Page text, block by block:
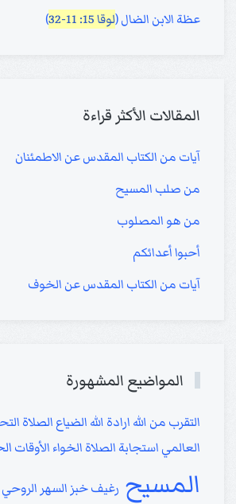
عظة الابن الضال (لوقا 15: 11-32 )
المقالات الأكثر قراءة
آيات من الكتاب المقدس عن الاطمئنان
من صلب المسيح
من هو المصلوب
أحبوا أعدائكم
آيات من الكتاب المقدس عن الخوف
المواضيع المشهورة
التقرب من الله ارادة الله الضياع الصلاة
العالمي استجابة الصلاة الخواء الأوقات
المسيح رغيف خبز السهر الروحي